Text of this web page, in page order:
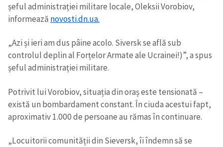
SUSȚINE
șeful administrației militare locale, Oleksii Vorobiov,
informează novosti.dn.ua.
„Azi și ieri am dus pâine acolo. Siversk se află sub
controlul deplin al Forțelor Armate ale Ucrainei!)”, a spus
șeful administrației militare.
Potrivit lui Vorobiov, situația din oraș este tensionată –
există un bombardament constant. În ciuda acestui fapt,
aproximativ 1.000 de persoane au rămas în continuare.
„Locuitorii comunității din Sieversk, îi îndemn să se